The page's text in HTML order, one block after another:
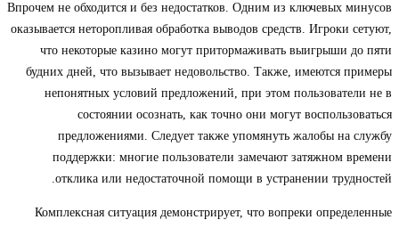
Впрочем не обходится и без недостатков. Одним из ключевых минусов
оказывается неторопливая обработка выводов средств. Игроки сетуют,
что некоторые казино могут притормаживать выигрыши до пяти
будних дней, что вызывает недовольство. Также, имеются примеры
непонятных условий предложений, при этом пользователи не в
состоянии осознать, как точно они могут воспользоваться
предложениями. Следует также упомянуть жалобы на службу
поддержки: многие пользователи замечают затяжном времени
отклика или недостаточной помощи в устранении трудностей.
Комплексная ситуация демонстрирует, что вопреки определенные